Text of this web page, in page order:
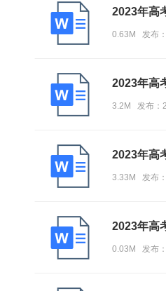
2023年高
0.63M 发布
2023年高
3.2M 发布：
2023年高
3.33M 发布
2023年高
0.03M 发布